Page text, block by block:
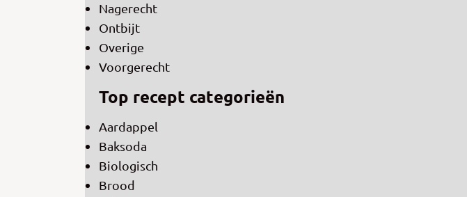
Nagerecht
Ontbijt
Overige
Voorgerecht
Top recept categorieën
Aardappel
Baksoda
Biologisch
Brood